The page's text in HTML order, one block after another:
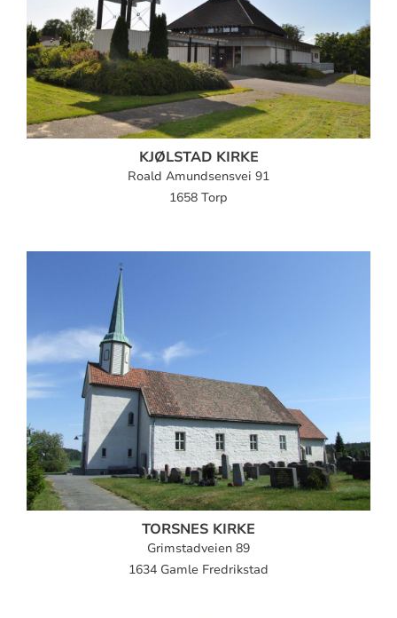
KJØLSTAD KIRKE
Roald Amundsensvei 91
1658 Torp
TORSNES KIRKE
Grimstadveien 89
1634 Gamle Fredrikstad